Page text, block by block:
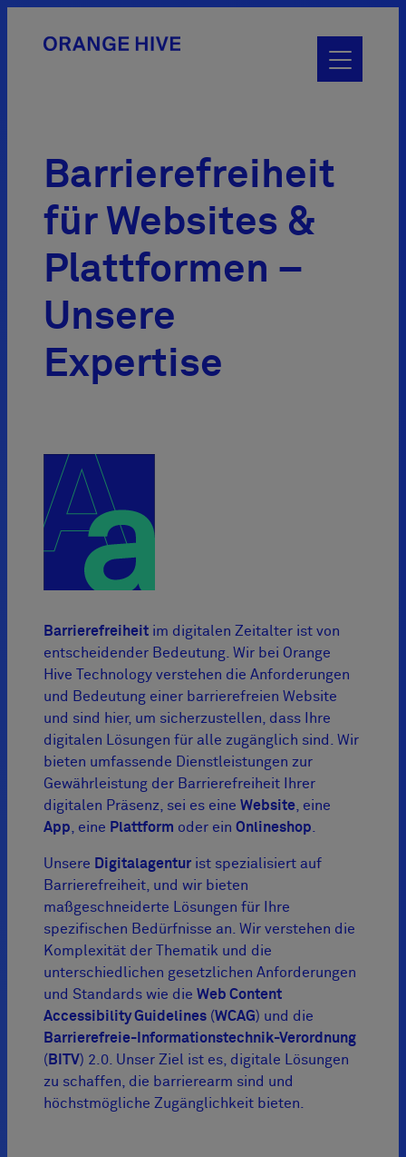
Toggle
main
Barrierefreiheit
für Websites &
Plattformen –
Unsere
Expertise
Barrierefreiheit im digitalen Zeitalter ist von
entscheidender Bedeutung. Wir bei Orange
Hive Technology verstehen die Anforderungen
und Bedeutung einer barrierefreien Website
und sind hier, um sicherzustellen, dass Ihre
digitalen Lösungen für alle zugänglich sind. Wir
bieten umfassende Dienstleistungen zur
Gewährleistung der Barrierefreiheit Ihrer
digitalen Präsenz, sei es eine Website , eine
App , eine Plattform oder ein Onlineshop
Unsere Digitalagentur ist spezialisiert auf
Barrierefreiheit, und wir bieten
maßgeschneiderte Lösungen für Ihre
spezifischen Bedürfnisse an. Wir verstehen die
Komplexität der Thematik und die
unterschiedlichen gesetzlichen Anforderungen
und Standards wie die Web Content
Accessibility Guidelines (WCAG) und die
Barrierefreie-Informationstechnik-Verordnung
( BITV) 2.0. Unser Ziel ist es, digitale Lösungen
zu schaffen, die barrierearm sind und
höchstmögliche Zugänglichkeit bieten.